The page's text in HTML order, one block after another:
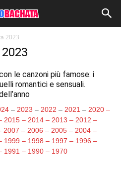
2023
le canzoni più famose: i
romantici e sensuali.
– 2023 – 2022 – 2021 – 2020 –
2015 – 2014 – 2013 – 2012 –
2007 – 2006 – 2005 – 2004 –
1999 – 1998 – 1997 – 1996 –
1991 – 1990 – 1970